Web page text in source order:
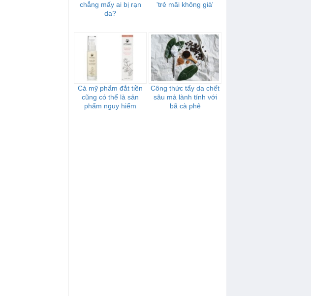
chẳng mấy ai bị rạn
da?
'trẻ mãi không già'
Cả mỹ phẩm đắt tiền
cũng có thể là sản
phẩm nguy hiểm
Công thức tẩy da chết
sâu mà lành tính với
bã cà phê